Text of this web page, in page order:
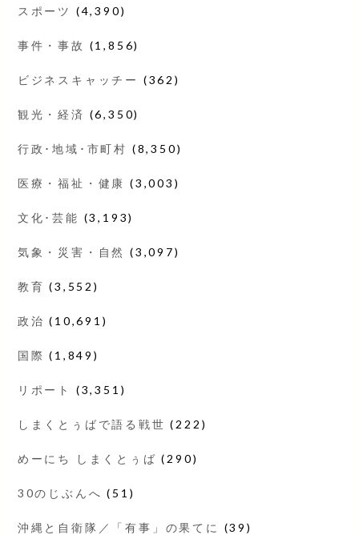
スポーツ (4,390)
事件・事故 (1,856)
ビジネスキャッチー (362)
観光・経済 (6,350)
行政･地域･市町村 (8,350)
医療・福祉・健康 (3,003)
文化･芸能 (3,193)
気象・災害・自然 (3,097)
教育 (3,552)
政治 (10,691)
国際 (1,849)
リポート (3,351)
しまくとぅばで語る戦世 (222)
めーにち しまくとぅば (290)
30のじぶんへ (51)
沖縄と自衛隊／「有事」の果てに (39)